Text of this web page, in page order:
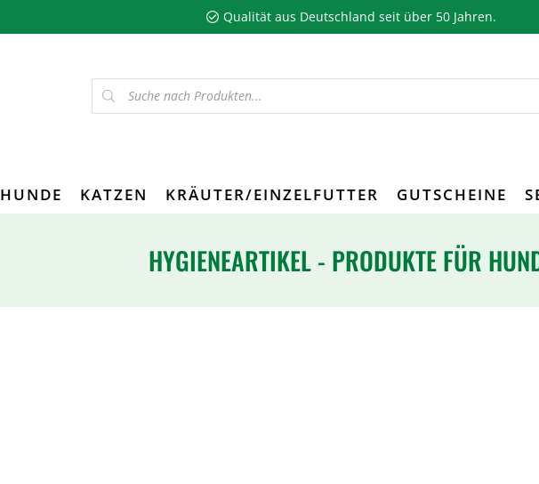
Qualität aus Deutschland seit über 50 Jahren.
HUNDE KATZEN KRÄUTER/EINZELFUTTER GUTSCHEINE
HYGIENEARTIKEL - PRODUKTE FÜR